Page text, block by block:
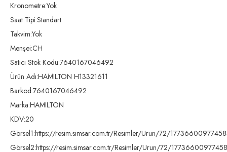
Kronometre:Yok
Saat Tipi:Standart
Takvim:Yok
Menşei:CH
Satıcı Stok Kodu:7640167046492
Ürün Adı:HAMILTON H13321611
Barkod:7640167046492
Marka:HAMILTON
KDV:20
Görsel1:https://resim.simsar.com.tr/Resimler/Urun/72/
Görsel2:https://resim.simsar.com.tr/Resimler/Urun/72/